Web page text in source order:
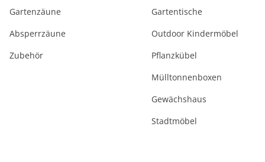
Gartenzäune
Absperrzäune
Zubehör
Gartentische
Outdoor Kindermöbel
Pflanzkübel
Mülltonnenboxen
Gewächshaus
Stadtmöbel